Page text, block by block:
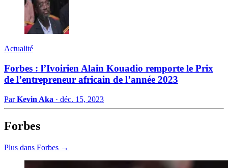
Actualité
Forbes : l’Ivoirien Alain Kouadio remporte le Prix
de l’entrepreneur africain de l’année 2023
ParKevin Aka · déc. 15, 2023
Forbes
Plus dans Forbes →